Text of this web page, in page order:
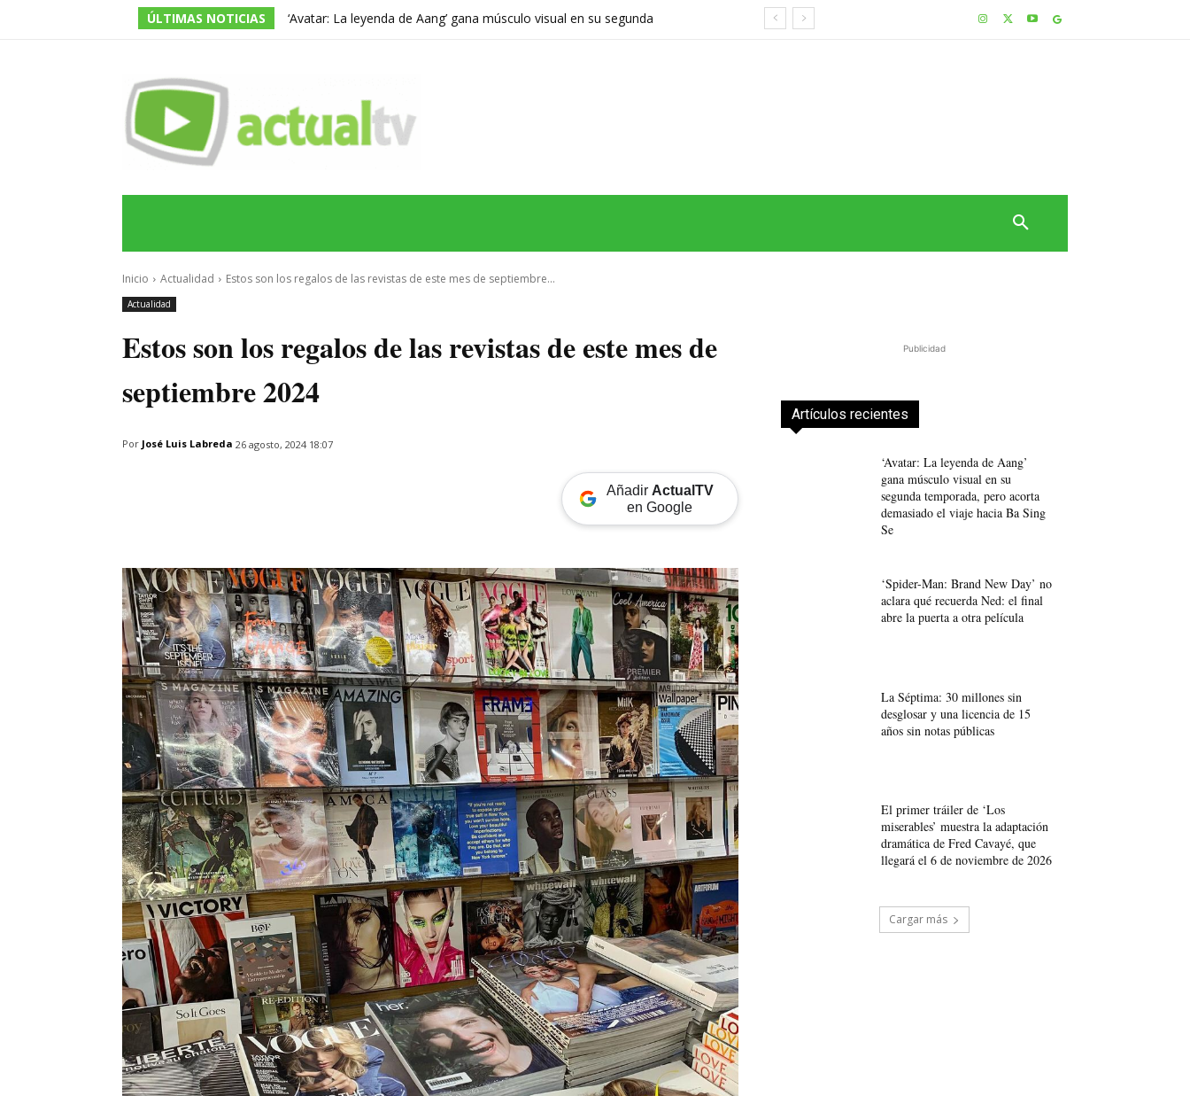
ÚLTIMAS NOTICIAS
‘Avatar: La leyenda de Aang’ gana músculo visual en su segunda
Inicio Actualidad Estos son los regalos de las revistas de este mes de septiembre...
Actualidad
Estos son los regalos de las revistas de este mes de
septiembre 2024
Por José Luis Labreda 26 agosto, 2024 18:07
Añadir ActualTV
en Google
Publicidad
Artículos recientes
‘Avatar: La leyenda de Aang’
gana músculo visual en su
segunda temporada, pero acorta
demasiado el viaje hacia Ba Sing
Se
‘Spider-Man: Brand New Day’ no
aclara qué recuerda Ned: el final
abre la puerta a otra película
La Séptima: 30 millones sin
desglosar y una licencia de 15
años sin notas públicas
El primer tráiler de ‘Los
miserables’ muestra la adaptación
dramática de Fred Cavayé, que
llegará el 6 de noviembre de 2026
Cargar más